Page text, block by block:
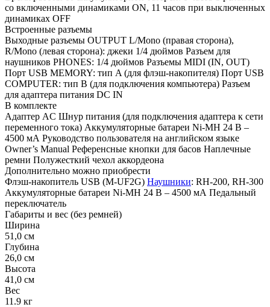
со включенными динамиками ON, 11 часов при выключенных
динамиках OFF
Встроенные разъемы
Выходные разъемы OUTPUT L/Mono (правая сторона),
R/Mono (левая сторона): джеки 1/4 дюймов Разъем для
наушников PHONES: 1/4 дюймов Разъемы MIDI (IN, OUT)
Порт USB MEMORY: тип A (для флэш-накопителя) Порт USB
COMPUTER: тип B (для подключения компьютера) Разъем
для адаптера питания DC IN
В комплекте
Адаптер AC Шнур питания (для подключения адаптера к сети
переменного тока) Аккумуляторные батареи Ni-MH 24 В –
4500 мА Руководство пользователя на английском языке
Owner’s Manual Референсные кнопки для басов Наплечные
ремни Полужесткий чехол аккордеона
Дополнительно можно приобрести
Флэш-накопитель USB (M-UF2G) Наушники: RH-200, RH-300
Аккумуляторные батареи Ni-MH 24 В – 4500 мА Педальный
переключатель
Габариты и вес (без ремней)
Ширина
51,0 см
Глубина
26,0 см
Высота
41,0 см
Вес
11.9 кг